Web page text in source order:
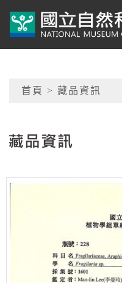
典藏網-
網頁導覽
首頁 > 藏品資訊